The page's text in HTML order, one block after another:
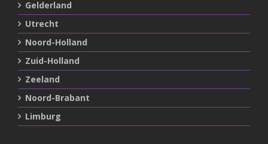
Gelderland
Utrecht
Noord-Holland
Zuid-Holland
Zeeland
Noord-Brabant
Limburg